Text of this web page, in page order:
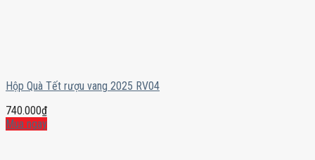
Hộp Quà Tết rượu vang 2025 RV04
740.000₫
Mua ngay